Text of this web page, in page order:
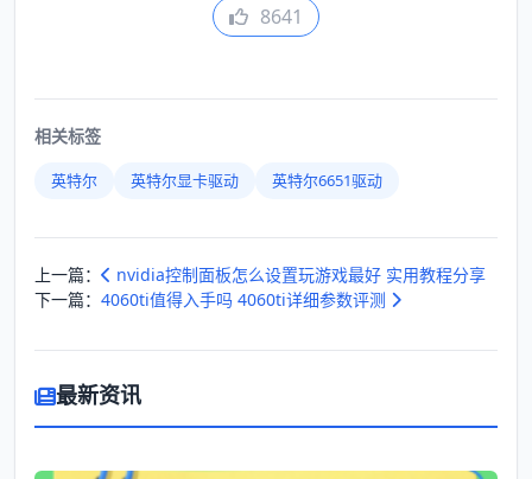
8641
相关标签
英特尔 英特尔显卡驱动 英特尔6651驱动
上一篇：
nvidia控制面板怎么设置玩游戏最好 实用教程分享
下一篇： 4060ti值得入手吗 4060ti详细参数评测
最新资讯